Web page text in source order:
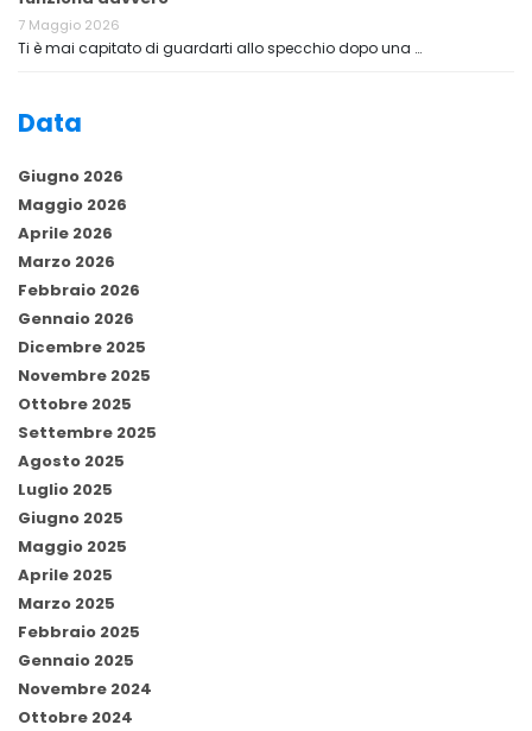
7 Maggio 2026
Ti è mai capitato di guardarti allo specchio dopo una …
Data
Giugno 2026
Maggio 2026
Aprile 2026
Marzo 2026
Febbraio 2026
Gennaio 2026
Dicembre 2025
Novembre 2025
Ottobre 2025
Settembre 2025
Agosto 2025
Luglio 2025
Giugno 2025
Maggio 2025
Aprile 2025
Marzo 2025
Febbraio 2025
Gennaio 2025
Novembre 2024
Ottobre 2024